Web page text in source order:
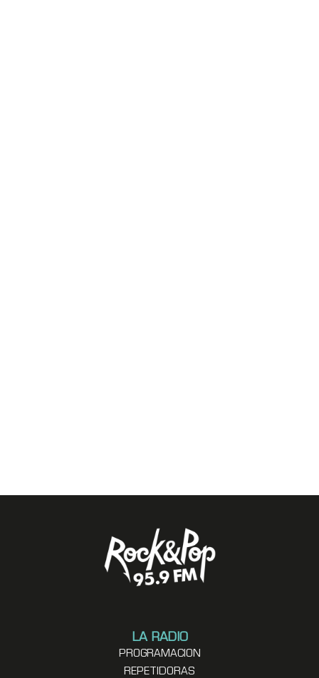
LA RADIO
PROGRAMACION
REPETIDORAS